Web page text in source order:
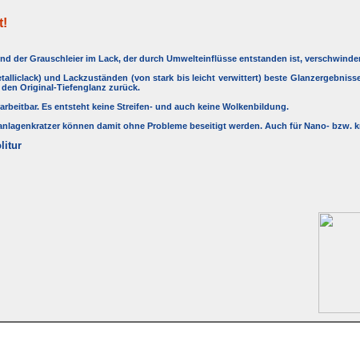
der Grauschleier im Lack, der durch Umwelteinflüsse entstanden ist,
und Lackzuständen (von stark bis leicht verwittert) beste
Original-Tiefenglanz zurück.
Es entsteht keine Streifen- und auch keine Wolkenbildung.
können damit ohne Probleme beseitigt werden. Auch für Nano- bzw.